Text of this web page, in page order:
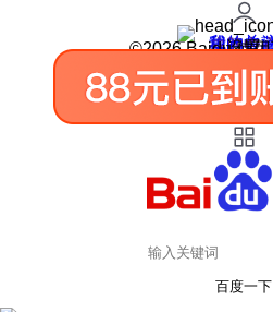
我的关
我的收
皮肤中
用户反
设置
©2026 Baidu 使
百度一下